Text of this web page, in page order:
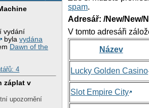
vydání
bylavydána
Dawn of the
4
záplat v
upozornění
spam.
Adresář: /New/New/
V tomto adresáři
Název
Lucky Golden Casino
Slot Empire City